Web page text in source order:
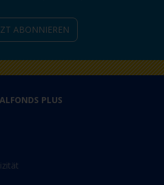
ABONNIEREN
PLUS